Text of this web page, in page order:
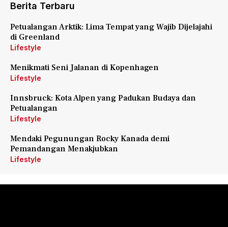
Berita Terbaru
Petualangan Arktik: Lima Tempat yang Wajib Dijelajahi
di Greenland
Lifestyle
Menikmati Seni Jalanan di Kopenhagen
Lifestyle
Innsbruck: Kota Alpen yang Padukan Budaya dan
Petualangan
Lifestyle
Mendaki Pegunungan Rocky Kanada demi
Pemandangan Menakjubkan
Lifestyle